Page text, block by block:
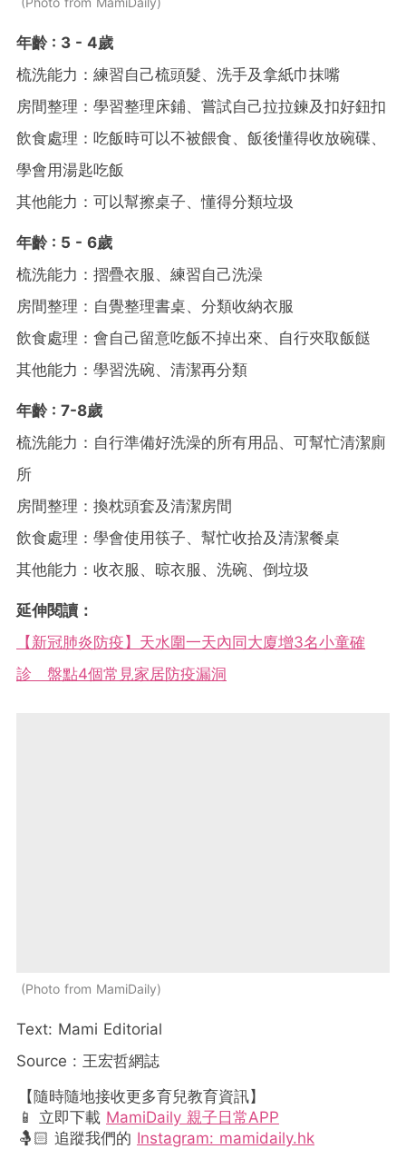
年齡 : 3 - 4歲
梳洗能力：練習自己梳頭髮、洗手及拿紙巾抹嘴
房間整理：學習整理床鋪、嘗試自己拉拉鍊及扣好鈕扣
飲食處理：吃飯時可以不被餵食、飯後懂得收放碗碟、
學會用湯匙吃飯
其他能力：可以幫擦桌子、懂得分類垃圾
年齡 : 5 - 6歲
梳洗能力：摺疊衣服、練習自己洗澡
房間整理：自覺整理書桌、分類收納衣服
飲食處理：會自己留意吃飯不掉出來、自行夾取飯餸
其他能力：學習洗碗、清潔再分類
年齡 : 7-8歲
梳洗能力：自行準備好洗澡的所有用品、可幫忙清潔廁
所
房間整理：換枕頭套及清潔房間
飲食處理：學會使用筷子、幫忙收拾及清潔餐桌
其他能力：收衣服、晾衣服、洗碗、倒垃圾
延伸閱讀：
【新冠肺炎防疫】天水圍一天內同大廈增3名小童確
診 盤點4個常見家居防疫漏洞
Photo from MamiDaily
Text: Mami Editorial
Source : 王宏哲網誌
【隨時隨地接收更多育兒教育資訊】
📱 立即下載 MamiDaily 親子日常APP
🤱🏻 追蹤我們的 Instagram: mamidaily.hk